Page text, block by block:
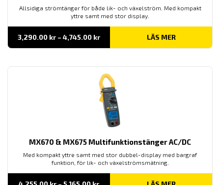
Allsidiga strömtänger för både lik- och växelström. Med kompakt
yttre samt med stor display.
3,290.00 kr – 4,745.00 krPrisintervall:
till
LÄS MER
MX670 & MX675 Multifunktionstänger AC/DC
Med kompakt yttre samt med stor dubbel-display med bargraf
funktion, för lik- och växelströmsmätning.